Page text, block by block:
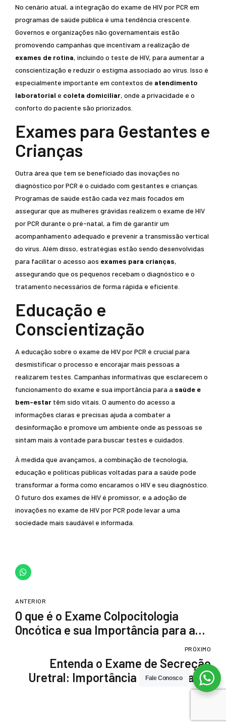
No cenário atual, a integração do exame de HIV por PCR em
programas de saúde pública é uma tendência crescente.
Governos e organizações não governamentais estão
promovendo campanhas que incentivam a realização de
exames de rotina, incluindo o teste de HIV, para aumentar a
conscientização e reduzir o estigma associado ao vírus. Isso é
especialmente importante em contextos de atendimento
laboratorial e coleta domiciliar, onde a privacidade e o
conforto do paciente são priorizados.
Exames para Gestantes e
Crianças
Outra área que tem se beneficiado das inovações no
diagnóstico por PCR é o cuidado com gestantes e crianças.
Programas de saúde estão cada vez mais focados em
assegurar que as mulheres grávidas realizem o exame de HIV
por PCR durante o pré-natal, a fim de garantir um
acompanhamento adequado e prevenir a transmissão vertical
do vírus. Além disso, estratégias estão sendo desenvolvidas
para facilitar o acesso aos exames para crianças,
assegurando que os pequenos recebam o diagnóstico e o
tratamento necessários de forma rápida e eficiente.
Educação e
Conscientização
A educação sobre o exame de HIV por PCR é crucial para
desmistificar o processo e encorajar mais pessoas a
realizarem testes. Campanhas informativas que esclarecem o
funcionamento do exame e sua importância para a saúde e
bem-estar têm sido vitais. O aumento do acesso a
informações claras e precisas ajuda a combater a
desinformação e promove um ambiente onde as pessoas se
sintam mais à vontade para buscar testes e cuidados.
À medida que avançamos, a combinação de tecnologia,
educação e políticas públicas voltadas para a saúde pode
transformar a forma como encaramos o HIV e seu diagnóstico.
O futuro dos exames de HIV é promissor, e a adoção de
inovações no exame de HIV por PCR pode levar a uma
sociedade mais saudável e informada.
ANTERIOR
O que é o Exame Colpocitologia
Oncótica e sua Importância para a
PRÓXIMO
Entenda o Exame de Secreção
Uretral: Importância e Como Fazer
Fale Conosco